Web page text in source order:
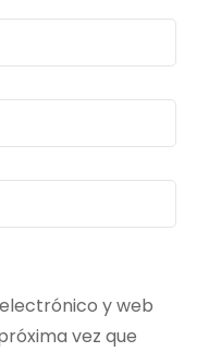
y web
vez que